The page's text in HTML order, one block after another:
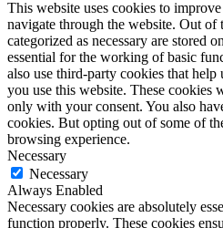
This website uses cookies to
navigate through the website. Out of
categorized as necessary are stored
essential for the working of basic
also use third-party cookies that help
you use this website. These cookies
only with your consent. You also
cookies. But opting out of some of
browsing experience.
Necessary
Necessary
Always Enabled
Necessary cookies are absolutely
function properly. These cookies